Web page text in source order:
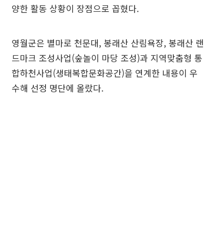
양한 활동 상황이 장점으로 꼽혔다.
영월군은 별마로 천문대, 봉래산 산림욕장, 봉래산 랜
드마크 조성사업(숲놀이 마당 조성)과 지역맞춤형 통
합하천사업(생태복합문화공간)을 연계한 내용이 우
수해 선정 명단에 올랐다.